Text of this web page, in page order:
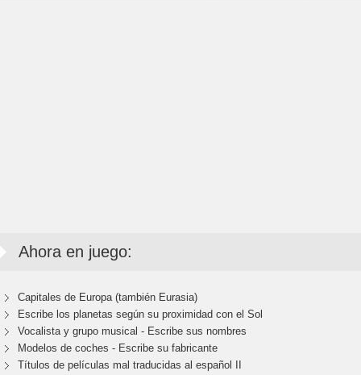
Ahora en juego:
Capitales de Europa (también Eurasia)
Escribe los planetas según su proximidad con el Sol
Vocalista y grupo musical - Escribe sus nombres
Modelos de coches - Escribe su fabricante
Títulos de películas mal traducidas al español II